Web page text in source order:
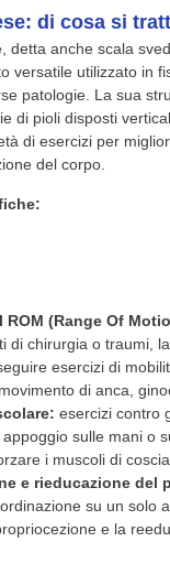
di cosa si
detta anche scala
versatile utilizzato in
patologie. La sua
di pioli disposti
di esercizi per
del corpo.
ROM (Range Of
di chirurgia o traumi,
esercizi di
di anca,
esercizi contro
sulle mani o
i muscoli di
e rieducazione del
su un solo
e la